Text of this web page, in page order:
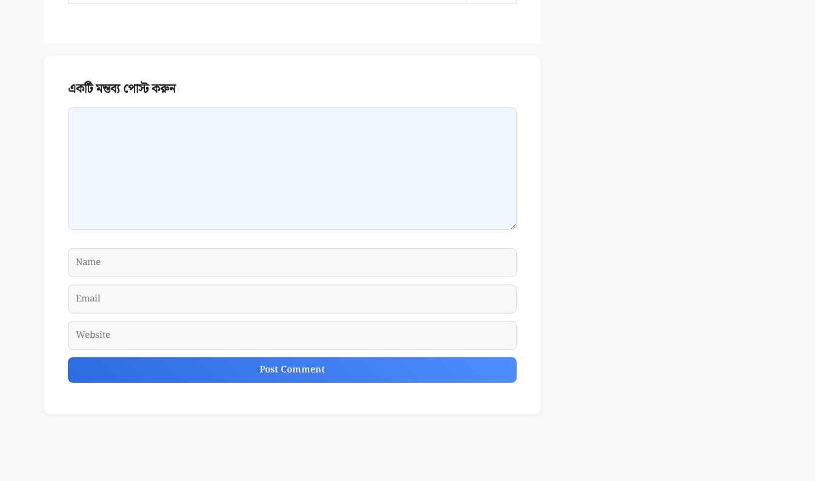
Comment
Name
Email
Website